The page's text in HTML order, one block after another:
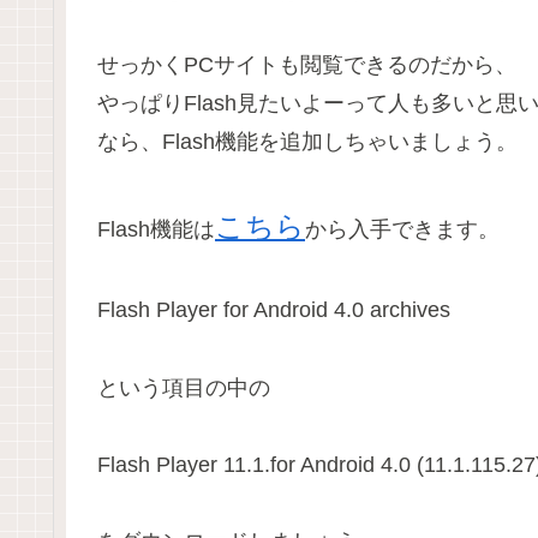
せっかくPCサイトも閲覧できるのだから、
やっぱりFlash見たいよーって人も多いと思い
なら、Flash機能を追加しちゃいましょう。
Flash機能は こちら から入手できます。
Flash Player for Android 4.0 archives
という項目の中の
Flash Player 11.1.for Android 4.0